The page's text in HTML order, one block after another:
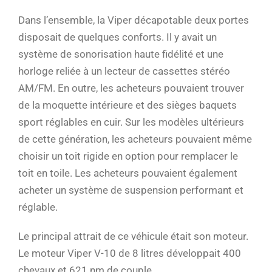
Dans l’ensemble, la Viper décapotable deux portes
disposait de quelques conforts. Il y avait un
système de sonorisation haute fidélité et une
horloge reliée à un lecteur de cassettes stéréo
AM/FM. En outre, les acheteurs pouvaient trouver
de la moquette intérieure et des sièges baquets
sport réglables en cuir. Sur les modèles ultérieurs
de cette génération, les acheteurs pouvaient même
choisir un toit rigide en option pour remplacer le
toit en toile. Les acheteurs pouvaient également
acheter un système de suspension performant et
réglable.
Le principal attrait de ce véhicule était son moteur.
Le moteur Viper V-10 de 8 litres développait 400